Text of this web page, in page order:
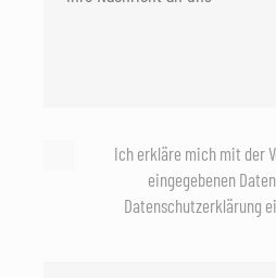
Ich erkläre mich mit der
eingegebenen
Datenschutzerklärung